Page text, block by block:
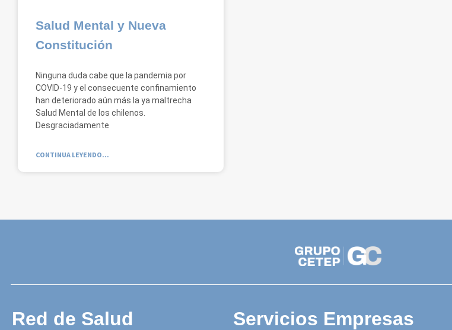
Salud Mental y Nueva
Constitución
Ninguna duda cabe que la pandemia por
COVID-19 y el consecuente confinamiento
han deteriorado aún más la ya maltrecha
Salud Mental de los chilenos.
Desgraciadamente
CONTINUA LEYENDO...
Red de Salud Servicios Empresas